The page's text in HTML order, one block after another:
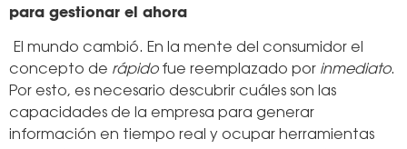
para gestionar el ahora
El mundo cambió. En la mente del consumidor el
concepto de rápidofue reemplazado por inmediato.
Por esto, es necesario descubrir cuáles son las
capacidades de la empresa para generar
información en tiempo real y ocupar herramientas